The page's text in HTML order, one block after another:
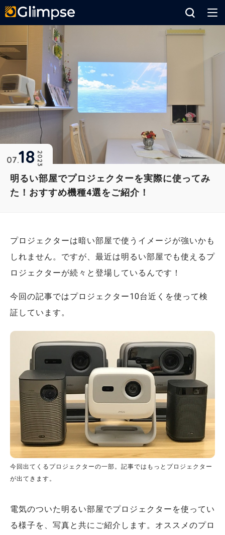
明るい部屋でプロジェクターを実際に使ってみ
た！おすすめ機種4選をご紹介！
2023
07 18
プロジェクターは暗い部屋で使うイメージが強いかも
しれません。ですが、最近は明るい部屋でも使えるプ
ロジェクターが続々と登場しているんです！
今回の記事ではプロジェクター10台近くを使って検
証しています。
今回出てくるプロジェクターの一部。記事ではもっとプロジェクター
が出てきます。
電気のついた明るい部屋でプロジェクターを使ってい
る様子を、写真と共にご紹介します。オススメのプロ